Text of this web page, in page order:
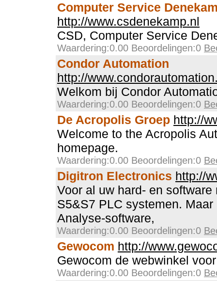
Computer Service
http://www.csdenekamp.nl
CSD, Computer Service
Waardering:0.00 Beoordelingen:0
Condor Automation
http://
Welkom bij Condor
Waardering:0.00 Beoordelingen:0
De Acropolis Groep http://
Welcome to the Acropolis
homepage.
Waardering:0.00 Beoordelingen:0
Digitron Electronics http://
Voor al uw hard- en
S5&S7 PLC systemen.
Analyse-software,
Waardering:0.00 Beoordelingen:0
Gewocom http://
Gewocom de webwinkel
Waardering:0.00 Beoordelingen:0